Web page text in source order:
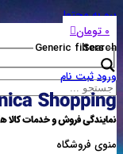
برو به محتوا
0تومان
Search
Generic filters
ورودثبت نام
منوی فروشگاه